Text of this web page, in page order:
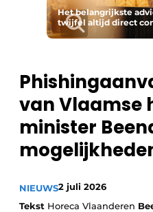
Internationaal
HR & Personeel
Housekeeping
Het belangrijkste
twijfel altijd direct
van Vlaamse
minister
NIEUWS2 juli 2026
Tekst Horeca Vlaanderen